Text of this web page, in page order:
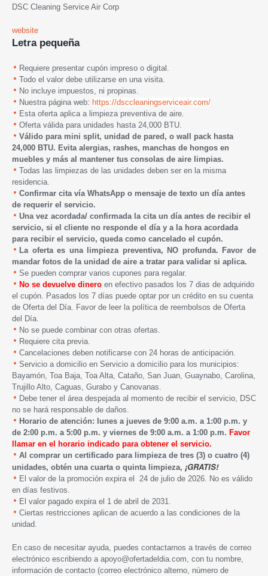
DSC Cleaning Service Air Corp
website
Letra pequeña
Requiere presentar cupón impreso o digital.
Todo el valor debe utilizarse en una visita.
No incluye impuestos, ni propinas.
Nuestra página web: https://dsccleaningserviceair.com/
Esta oferta aplica a limpieza preventiva de aire.
Oferta válida para unidades hasta 24,000 BTU.
Válido para mini split, unidad de pared, o wall pack hasta
24,000 BTU. Evita alergias, rashes, manchas de hongos en
muebles y más al mantener tus consolas de aire limpias.
Todas las limpiezas de las unidades deben ser en la misma
residencia.
Confirmar cita vía WhatsApp o mensaje de texto un día antes
de requerir el servicio.
Una vez acordada/ confirmada la cita un día antes de recibir el
servicio, si el cliente no responde el día y a la hora acordada
para recibir el servicio, queda como cancelado el cupón.
La oferta es una limpieza preventiva, NO profunda. Favor de
mandar fotos de la unidad de aire a tratar para validar si aplica.
Se pueden comprar varios cupones para regalar.
No se devuelve dinero en efectivo pasados los 7 dias de adquirido
el cupón. Pasados los 7 días puede optar por un crédito en su cuenta
de Oferta del Día. Favor de leer la política de reembolsos de Oferta
del Día.
No se puede combinar con otras ofertas.
Requiere cita previa.
Cancelaciones deben notificarse con 24 horas de anticipación.
Servicio a domicilio en Servicio a domicilio para los municipios:
Bayamón, Toa Baja, Toa Alta, Cataño, San Juan, Guaynabo, Carolina,
Trujillo Alto, Caguas, Gurabo y Canovanas.
Debe tener el área despejada al momento de recibir el servicio, DSC
no se hará responsable de daños.
Horario de atención: lunes a jueves de 9:00 a.m. a 1:00 p.m. y
de 2:00 p.m. a 5:00 p.m. y viernes de 9:00 a.m. a 1:00 p.m. Favor
llamar en el horario indicado para obtener el servicio.
Al comprar un certificado para limpieza de tres (3) o cuatro (4)
unidades, obtén una cuarta o quinta limpieza, ¡GRATIS!
El valor de la promoción expira el 24 de julio de 2026. No es válido
en días festivos.
El valor pagado expira el 1 de abril de 2031.
Ciertas restricciones aplican de acuerdo a las condiciones de la
unidad.
En caso de necesitar ayuda, puedes contactarnos a través de correo
electrónico escribiendo a apoyo@ofertadeldia.com , con tu nombre,
información de contacto (correo electrónico alterno, número de